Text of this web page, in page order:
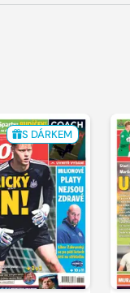
S DÁRKEM